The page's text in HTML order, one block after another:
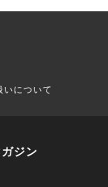
いについて
ジン